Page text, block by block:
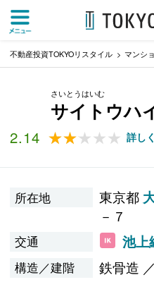
不動産投資TOKYOリスタイル マンシ
さいとうはいむ
サイトウハ
2.14 ★★★★★
★★★★★ 詳し
所在地 東京都
－７
交通 池上
構造／建階 鉄骨造